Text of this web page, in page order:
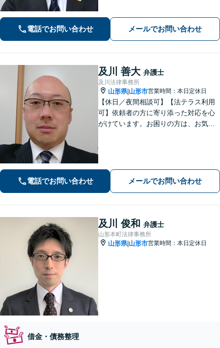
電話でお問い合わせ メールでお問い合わせ
及川 善大 弁護士
及川法律事務所
山形県| 山形市営業時間：本日定休日
【休日／夜間相談可】【法テラス利用
可】依頼者の方に寄り添った対応を心
がけています。お困りの方は、お気軽
電話でお問い合わせ メールでお問い合わせ
及川 俊和 弁護士
山形本町法律事務所
山形県| 山形市営業時間：本日定休日
借金・債務整理